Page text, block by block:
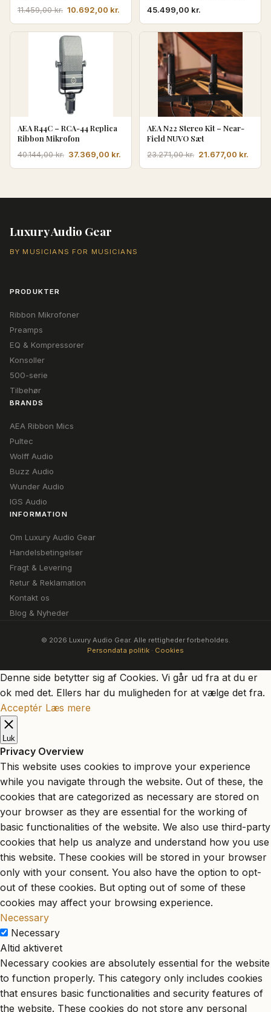
11.459,00kr. Den
oprindelige
pris
var:
11.459,00 kr..
10.692,00 kr.
aktuelle
pris
10.692,00 kr..
45.499,00 kr.
AEA R44C – RCA-44 Replica
Ribbon Mikrofon
40.144,00kr. Den
oprindelige
37.369,00 kr.
aktuelle
AEA N22 Stereo Kit – Near-
Field NUVO Sæt
23.271,00kr. Den
oprindelige
21.677,00 kr.
Luxury Audio Gear
BY MUSICIANS FOR MUSICIANS
PRODUKTER
Ribbon Mikrofoner
Preamps
EQ & Kompressorer
Konsoller
500-serie
Tilbehør
BRANDS
AEA Ribbon Mics
Pultec
Wolff Audio
Buzz Audio
Wunder Audio
IGS Audio
INFORMATION
Om Luxury Audio Gear
Handelsbetingelser
Fragt & Levering
Retur & Reklamation
Kontakt os
Blog & Nyheder
© 2026 Luxury Audio Gear. Alle rettigheder forbeholdes.
Persondata politik · Cookies
Denne side betytter sig af Cookies. Vi går ud fra at du er
ok med det. Ellers har du muligheden for at vælge det fra.
Acceptér Læs mere
Luk
Privacy Overview
This website uses cookies to improve your experience
while you navigate through the website. Out of these, the
cookies that are categorized as necessary are stored on
your browser as they are essential for the working of
basic functionalities of the website. We also use third-party
cookies that help us analyze and understand how you use
this website. These cookies will be stored in your browser
only with your consent. You also have the option to opt-
out of these cookies. But opting out of some of these
cookies may affect your browsing experience.
Necessary
Necessary
Altid aktiveret
Necessary cookies are absolutely essential for the website
to function properly. This category only includes cookies
that ensures basic functionalities and security features of
the website. These cookies do not store any personal